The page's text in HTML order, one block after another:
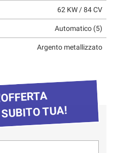
62 KW / 84 CV
Automatico (5)
Argento metallizzato
TUA!